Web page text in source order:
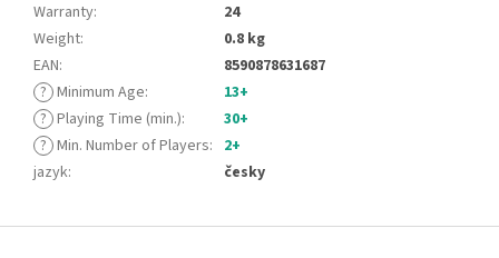
Warranty:
24
Weight:
0.8 kg
EAN:
8590878631687
? Minimum Age:
13+
? Playing Time (min.):
30+
? Min. Number of Players: 2+
jazyk: česky